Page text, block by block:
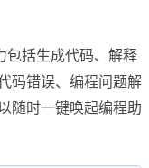
包括生成代码、解释
码错误、编程问题解
随时一键唤起编程助